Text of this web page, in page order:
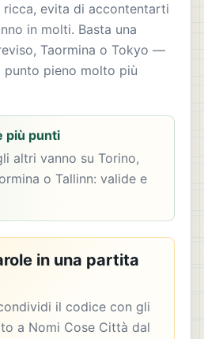
ricca, evita di accontentarti
in molti. Basta una
Taormina o Tokyo —
pieno molto più
più punti
altri vanno su Torino,
o Tallinn: valide e
in una partita
il codice con gli
a Nomi Cose Città dal